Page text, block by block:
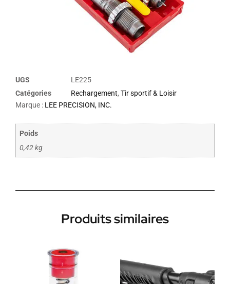
UGS
LE225
Catégories
Rechargement, Tir sportif & Loisir
Marque : LEE PRECISION, INC.
Poids
0,42 kg
Produits similaires